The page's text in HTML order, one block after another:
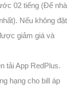
02 tiếng (Để nhà
Nếu không đặt
giảm giá và
tải App RedPlus.
hạng cho bill áp